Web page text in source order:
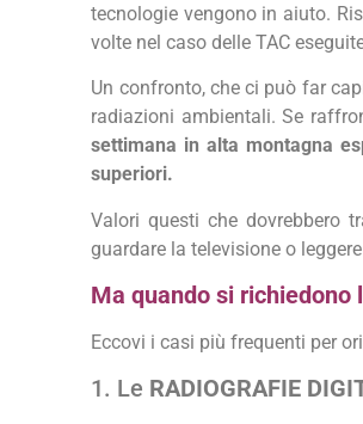
tecnologie vengono in aiuto.
volte nel caso delle TAC
Un confronto, che ci può far
radiazioni ambientali. Se
settimana in alta montagna
superiori.
Valori questi che dovrebbero
guardare la televisione o
Ma quando si richiedono
Eccovi i casi più frequenti per
1. Le RADIOGRAFIE